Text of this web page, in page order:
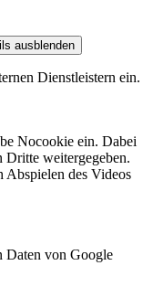
ausblenden
Dienstleistern ein.
Nocookie ein. Dabei
Dritte weitergegeben.
Abspielen des Videos
Daten von Google